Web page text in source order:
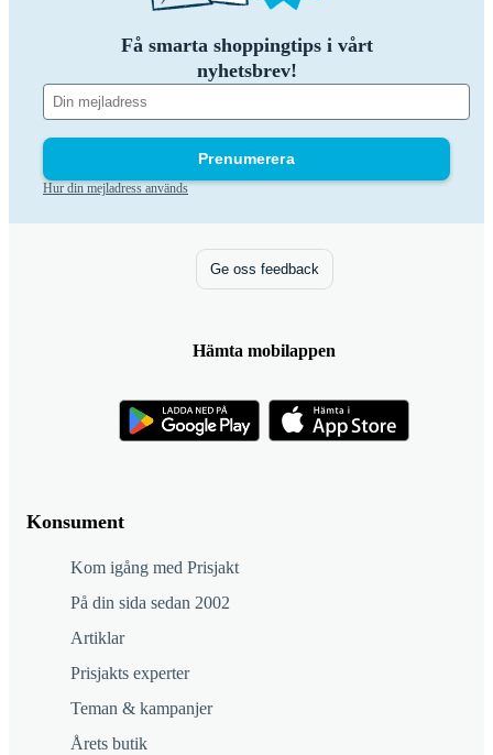
Få smarta shoppingtips i vårt
nyhetsbrev!
Prenumerera
Hur din mejladress används
Konsument
Kom igång med Prisjakt
På din sida sedan 2002
Artiklar
Prisjakts experter
Teman & kampanjer
Årets butik
Ge oss feedback
Hämta mobilappen